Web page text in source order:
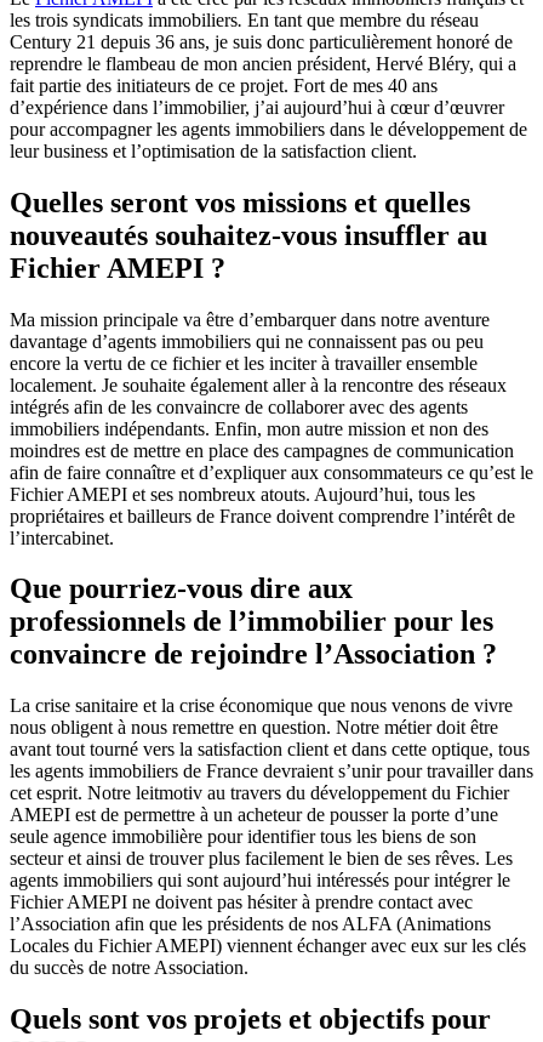
les trois syndicats immobiliers. En tant que membre du réseau
Century 21 depuis 36 ans, je suis donc particulièrement honoré de
reprendre le flambeau de mon ancien président, Hervé Bléry, qui a
fait partie des initiateurs de ce projet. Fort de mes 40 ans
d’expérience dans l’immobilier, j’ai aujourd’hui à cœur d’œuvrer
pour accompagner les agents immobiliers dans le développement de
leur business et l’optimisation de la satisfaction client.
Quelles seront vos missions et quelles
nouveautés souhaitez-vous insuffler au
Fichier AMEPI ?
Ma mission principale va être d’embarquer dans notre aventure
davantage d’agents immobiliers qui ne connaissent pas ou peu
encore la vertu de ce fichier et les inciter à travailler ensemble
localement. Je souhaite également aller à la rencontre des réseaux
intégrés afin de les convaincre de collaborer avec des agents
immobiliers indépendants. Enfin, mon autre mission et non des
moindres est de mettre en place des campagnes de communication
afin de faire connaître et d’expliquer aux consommateurs ce qu’est le
Fichier AMEPI et ses nombreux atouts. Aujourd’hui, tous les
propriétaires et bailleurs de France doivent comprendre l’intérêt de
l’intercabinet.
Que pourriez-vous dire aux
professionnels de l’immobilier pour les
convaincre de rejoindre l’Association ?
La crise sanitaire et la crise économique que nous venons de vivre
nous obligent à nous remettre en question. Notre métier doit être
avant tout tourné vers la satisfaction client et dans cette optique, tous
les agents immobiliers de France devraient s’unir pour travailler dans
cet esprit. Notre leitmotiv au travers du développement du Fichier
AMEPI est de permettre à un acheteur de pousser la porte d’une
seule agence immobilière pour identifier tous les biens de son
secteur et ainsi de trouver plus facilement le bien de ses rêves. Les
agents immobiliers qui sont aujourd’hui intéressés pour intégrer le
Fichier AMEPI ne doivent pas hésiter à prendre contact avec
l’Association afin que les présidents de nos ALFA (Animations
Locales du Fichier AMEPI) viennent échanger avec eux sur les clés
du succès de notre Association.
Quels sont vos projets et objectifs pour